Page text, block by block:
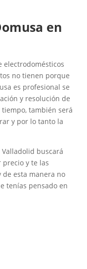
en
electrodomésticos
no tienen porque
es profesional se
y resolución de
también será
y por lo tanto la
buscará
y te las
esta manera no
tenías pensado en